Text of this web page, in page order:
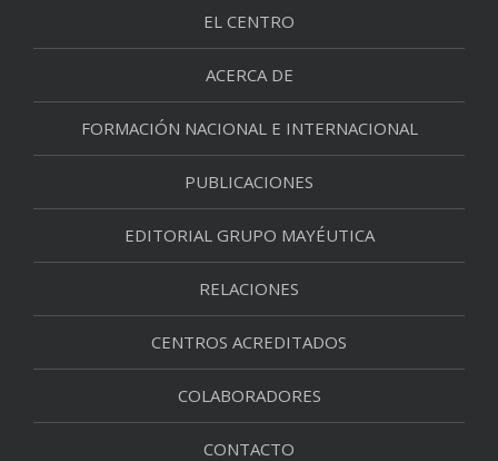
EL CENTRO
ACERCA DE
FORMACIÓN NACIONAL E INTERNACIONAL
PUBLICACIONES
EDITORIAL GRUPO MAYÉUTICA
RELACIONES
CENTROS ACREDITADOS
COLABORADORES
CONTACTO